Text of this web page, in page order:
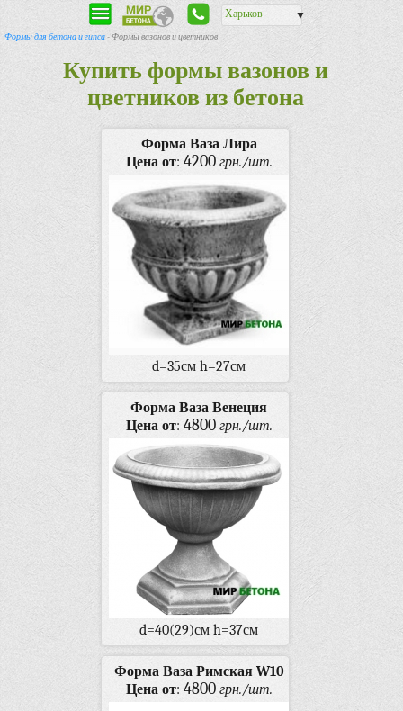
Харьков ▼
Формы для бетона и гипса- Формы вазонов и цветников
Купить формы вазонов и
цветников из бетона
Форма Ваза Лира
Цена от: 4200 грн./шт.
d=35см h=27см
Форма Ваза Венеция
Цена от: 4800 грн./шт.
d=40(29)см h=37см
Форма Ваза Римская W10
Цена от: 4800 грн./шт.